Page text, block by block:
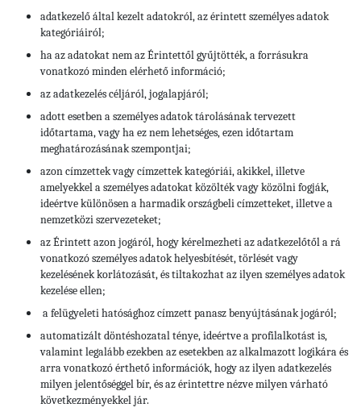
adatkezelő által kezelt adatokról, az érintett személyes adatok
kategóriáiról;
ha az adatokat nem az Érintettől gyűjtötték, a forrásukra
vonatkozó minden elérhető információ;
az adatkezelés céljáról, jogalapjáról;
adott esetben a személyes adatok tárolásának tervezett
időtartama, vagy ha ez nem lehetséges, ezen időtartam
meghatározásának szempontjai;
azon címzettek vagy címzettek kategóriái, akikkel, illetve
amelyekkel a személyes adatokat közölték vagy közölni fogják,
ideértve különösen a harmadik országbeli címzetteket, illetve a
nemzetközi szervezeteket;
az Érintett azon jogáról, hogy kérelmezheti az adatkezelőtől a rá
vonatkozó személyes adatok helyesbítését, törlését vagy
kezelésének korlátozását, és tiltakozhat az ilyen személyes adatok
kezelése ellen;
a felügyeleti hatósághoz címzett panasz benyújtásának jogáról;
automatizált döntéshozatal ténye, ideértve a profilalkotást is,
valamint legalább ezekben az esetekben az alkalmazott logikára és
arra vonatkozó érthető információk, hogy az ilyen adatkezelés
milyen jelentőséggel bír, és az érintettre nézve milyen várható
következményekkel jár.